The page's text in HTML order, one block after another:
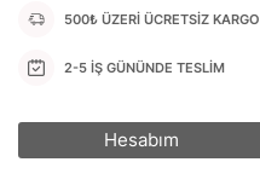
500₺ ÜZERİ ÜCRETSİZ KARGO
2-5 İŞ GÜNÜNDE TESLİM
Hesabım